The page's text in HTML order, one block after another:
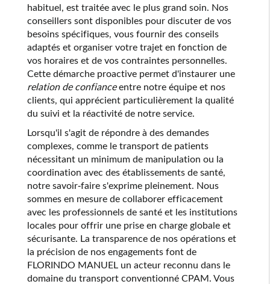
habituel, est traitée avec le plus grand soin. Nos
conseillers sont disponibles pour discuter de vos
besoins spécifiques, vous fournir des conseils
adaptés et organiser votre trajet en fonction de
vos horaires et de vos contraintes personnelles.
Cette démarche proactive permet d'instaurer une
relation de confianceentre notre équipe et nos
clients, qui apprécient particulièrement la qualité
du suivi et la réactivité de notre service.
Lorsqu'il s'agit de répondre à des demandes
complexes, comme le transport de patients
nécessitant un minimum de manipulation ou la
coordination avec des établissements de santé,
notre savoir-faire s'exprime pleinement. Nous
sommes en mesure de collaborer efficacement
avec les professionnels de santé et les institutions
locales pour offrir une prise en charge globale et
sécurisante. La transparence de nos opérations et
la précision de nos engagements font de
FLORINDO MANUEL un acteur reconnu dans le
domaine du transport conventionné CPAM. Vous